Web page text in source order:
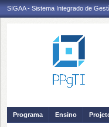
SIGAA - Sistema Integrado de
Programa Ensino